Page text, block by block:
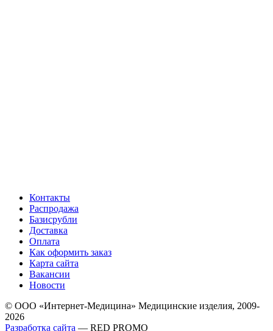
Контакты
Распродажа
Базисрубли
Доставка
Оплата
Как оформить заказ
Карта сайта
Вакансии
Новости
© ООО «Интернет-Медицина» Медицинские изделия, 2009-
2026
Разработка сайта — RED PROMO